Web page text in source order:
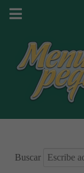
Buscar